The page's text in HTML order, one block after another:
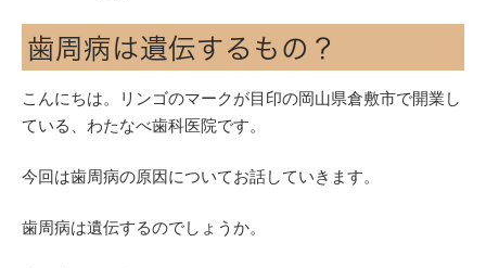
歯周病は遺伝するもの？
こんにちは。リンゴのマークが目印の岡山県倉敷市で開業し
ている、わたなべ歯科医院です。
今回は歯周病の原因についてお話していきます。
歯周病は遺伝するのでしょうか。